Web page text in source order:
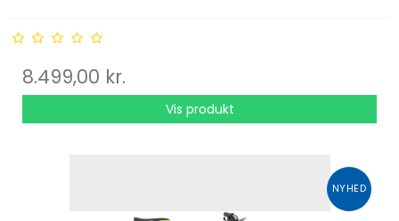
8.499,00 kr.
Vis produkt
NYHED